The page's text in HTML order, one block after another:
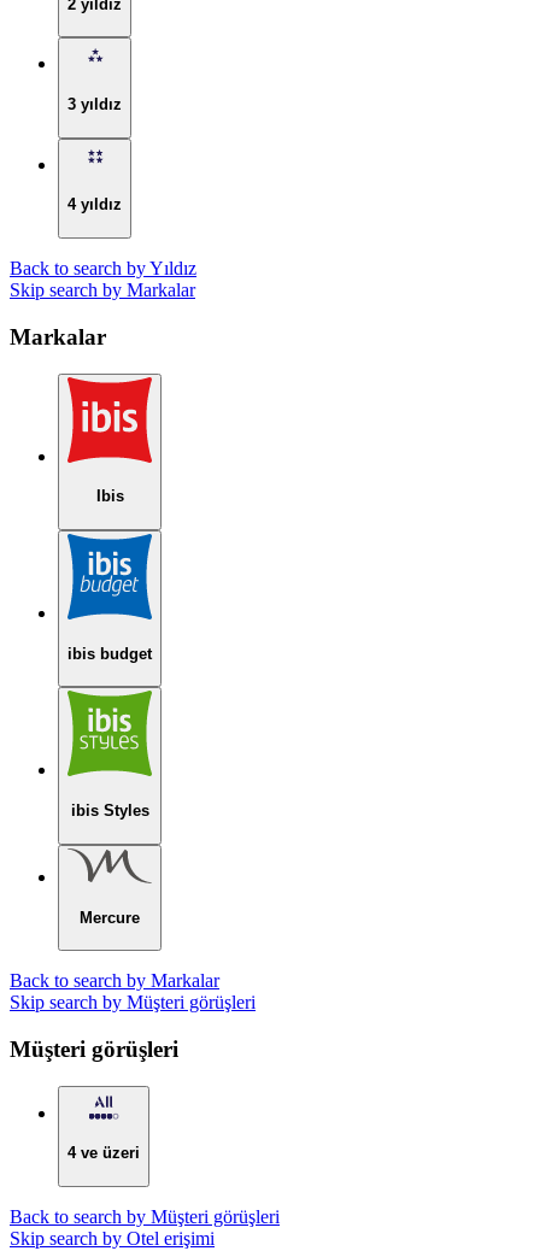
2 yıldız
3 yıldız
4 yıldız
Back to search by Yıldız
Skip search by Markalar
Markalar
Ibis
ibis budget
ibis Styles
Mercure
Back to search by Markalar
Skip search by Müşteri görüşleri
Müşteri görüşleri
4 ve üzeri
Back to search by Müşteri görüşleri
Skip search by Otel erişimi